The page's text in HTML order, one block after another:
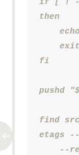
then
fi
pushd
find
etags --
--